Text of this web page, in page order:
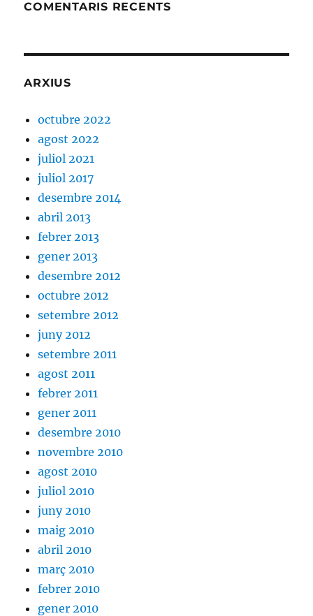
COMENTARIS RECENTS
ARXIUS
octubre 2022
agost 2022
juliol 2021
juliol 2017
desembre 2014
abril 2013
febrer 2013
gener 2013
desembre 2012
octubre 2012
setembre 2012
juny 2012
setembre 2011
agost 2011
febrer 2011
gener 2011
desembre 2010
novembre 2010
agost 2010
juliol 2010
juny 2010
maig 2010
abril 2010
març 2010
febrer 2010
gener 2010